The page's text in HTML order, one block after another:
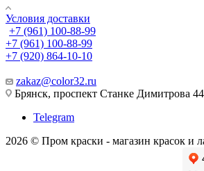
Условия доставки
+7 (961) 100-88-99
+7 (961) 100-88-99
+7 (920) 864-10-10
zakaz@color32.ru
Брянск, проспект Станке Димитрова
Telegram
2026 © Пром краски - магазин красок и